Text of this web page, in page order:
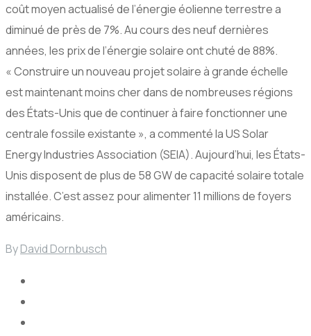
coût moyen actualisé de l’énergie éolienne terrestre a
diminué de près de 7%. Au cours des neuf dernières
années, les prix de l’énergie solaire ont chuté de 88%.
« Construire un nouveau projet solaire à grande échelle
est maintenant moins cher dans de nombreuses régions
des États-Unis que de continuer à faire fonctionner une
centrale fossile existante », a commenté la US Solar
Energy Industries Association (SEIA). Aujourd’hui, les États-
Unis disposent de plus de 58 GW de capacité solaire totale
installée. C’est assez pour alimenter 11 millions de foyers
américains.
ByDavid Dornbusch